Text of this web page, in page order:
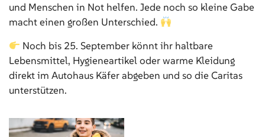
und Menschen in Not helfen. Jede noch so kleine Gabe
macht einen großen Unterschied.
Noch bis 25. September könnt ihr haltbare
Lebensmittel, Hygieneartikel oder warme Kleidung
direkt im Autohaus Käfer abgeben und so die Caritas
unterstützen.